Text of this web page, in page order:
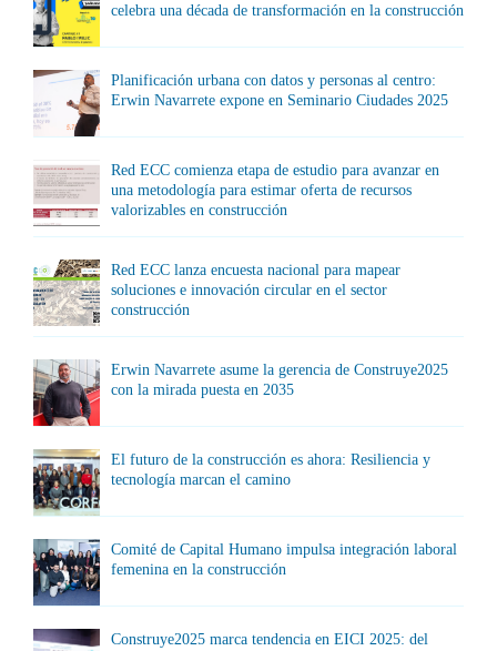
celebra una década de transformación en la construcción
Planificación urbana con datos y personas al centro:
Erwin Navarrete expone en Seminario Ciudades 2025
Red ECC comienza etapa de estudio para avanzar en
una metodología para estimar oferta de recursos
valorizables en construcción
Red ECC lanza encuesta nacional para mapear
soluciones e innovación circular en el sector
construcción
Erwin Navarrete asume la gerencia de Construye2025
con la mirada puesta en 2035
El futuro de la construcción es ahora: Resiliencia y
tecnología marcan el camino
Comité de Capital Humano impulsa integración laboral
femenina en la construcción
Construye2025 marca tendencia en EICI 2025: del